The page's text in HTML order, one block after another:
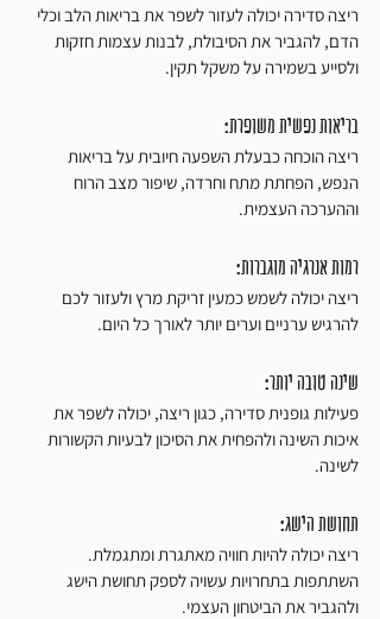
ריצה סדירה יכולה לעזור לשפר את בריאות הלב וכלי
הדם, להגביר את הסיבולת, לבנות עצמות חזקות
ולסייע בשמירה על משקל תקין.
בריאות נפשית משופרת:
ריצה הוכחה כבעלת השפעה חיובית על בריאות
הנפש, הפחתת מתח וחרדה, שיפור מצב הרוח
וההערכה העצמית.
רמות אנרגיה מוגברות:
ריצה יכולה לשמש כמעין זריקת מרץ ולעזור לכם
להרגיש ערניים וערים יותר לאורך כל היום.
שינה טובה יותר:
פעילות גופנית סדירה, כגון ריצה, יכולה לשפר את
איכות השינה ולהפחית את הסיכון לבעיות הקשורות
לשינה.
תחושת הישג:
ריצה יכולה להיות חוויה מאתגרת ומתגמלת.
השתתפות בתחרויות עשויה לספק תחושת הישג
ולהגביר את הביטחון העצמי.